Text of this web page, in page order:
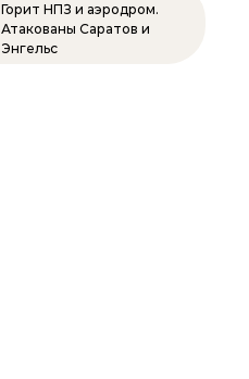
Горит НПЗ и аэродром.
Атакованы Саратов и
Энгельс